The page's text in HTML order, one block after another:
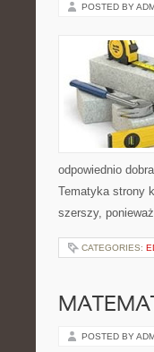
POSTED BY
odpowiednio
Tematyka strony
szerszy,
CATEGORIES:
POSTED BY